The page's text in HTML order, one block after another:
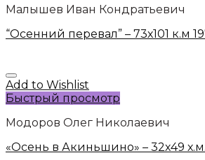
Малышев Иван Кондратьевич
“Осенний перевал” – 73х101 к.м
Add to Wishlist
Быстрый просмотр
Модоров Олег Николаевич
«Осень в Акиньшино» – 32х49